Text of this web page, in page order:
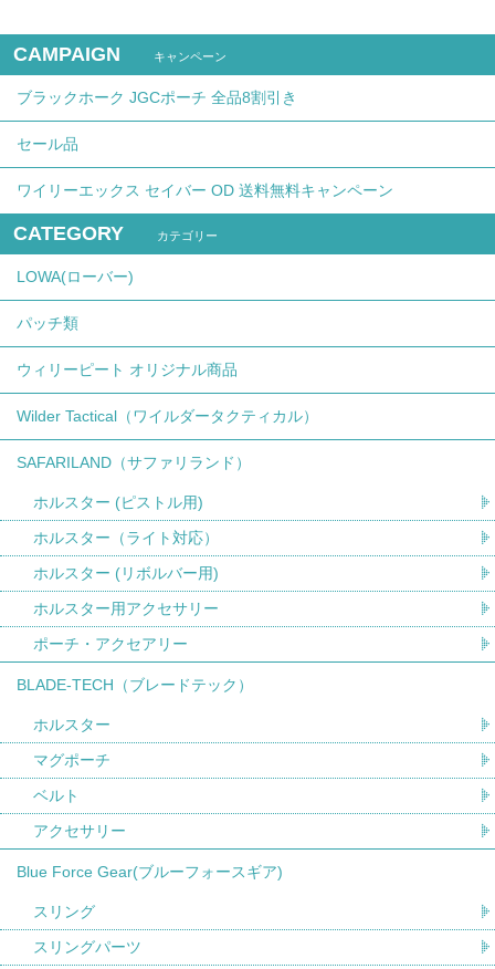
CAMPAIGN キャンペーン
ブラックホーク JGCポーチ 全品8割引き
セール品
ワイリーエックス セイバー OD 送料無料キャンペーン
CATEGORY カテゴリー
LOWA(ローバー)
パッチ類
ウィリーピート オリジナル商品
Wilder Tactical（ワイルダータクティカル）
SAFARILAND（サファリランド）
ホルスター (ピストル用)
ホルスター（ライト対応）
ホルスター (リボルバー用)
ホルスター用アクセサリー
ポーチ・アクセアリー
BLADE-TECH（ブレードテック）
ホルスター
マグポーチ
ベルト
アクセサリー
Blue Force Gear(ブルーフォースギア)
スリング
スリングパーツ